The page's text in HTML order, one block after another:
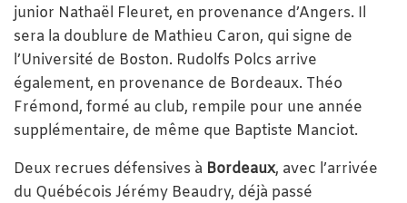
junior Nathaël Fleuret, en provenance d’Angers. Il
sera la doublure de Mathieu Caron, qui signe de
l’Université de Boston. Rudolfs Polcs arrive
également, en provenance de Bordeaux. Théo
Frémond, formé au club, rempile pour une année
supplémentaire, de même que Baptiste Manciot.
Deux recrues défensives à Bordeaux, avec l’arrivée
du Québécois Jérémy Beaudry, déjà passé